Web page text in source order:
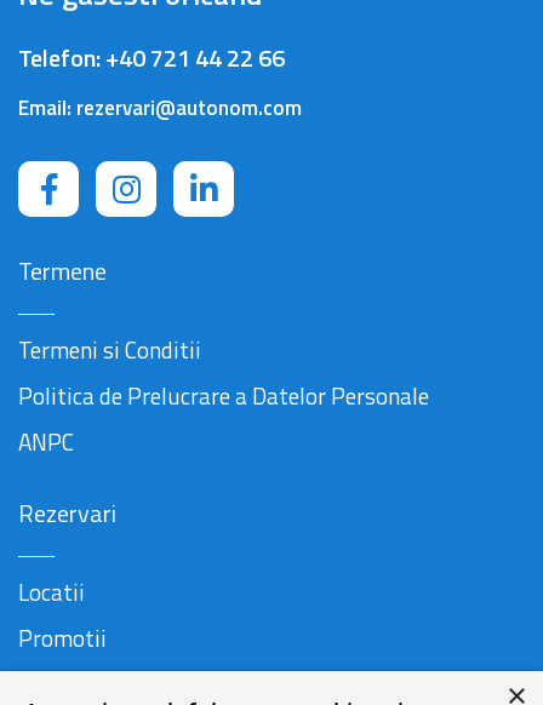
Telefon:+40 721 44 22 66
Email: rezervari@autonom.com
Termene
Termeni si Conditii
Politica de Prelucrare a Datelor Personale
ANPC
Rezervari
Locatii
Promotii
×